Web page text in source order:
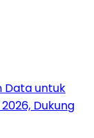
Data untuk
Dukung